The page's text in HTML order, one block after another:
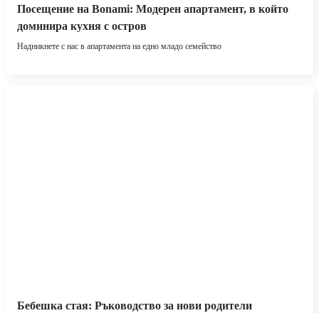
Посещение на Bonami: Модерен апартамент, в който
доминира кухня с остров
Надникнете с нас в апартамента на едно младо семейство
Бебешка стая: Ръководство за нови родители